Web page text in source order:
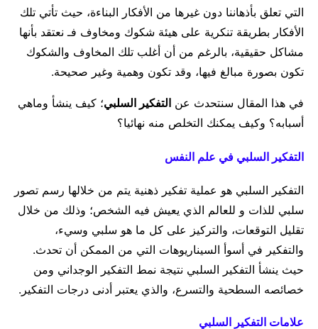
التي تعلق بأذهاننا دون غيرها من الأفكار البناءة، حيث تأتي تلك
الأفكار بطريقة تنكرية على هيئة شكوك ومخاوف فـ نعتقد بأنها
مشاكل حقيقية، بالرغم من أن أغلب تلك المخاوف والشكوك
تكون بصورة مبالغ فيها، وقد تكون وهمية وغير صحيحة.
في هذا المقال سنتحدث عن التفكير السلبي؛ كيف ينشأ وماهي
أسبابه؟ وكيف يمكنك التخلص منه نهائيا؟
التفكير السلبي في علم النفس
التفكير السلبي هو عملية تفكير ذهنية يتم من خلالها رسم تصور
سلبي للذات و للعالم الذي يعيش فيه الشخص؛ وذلك من خلال
تقليل التوقعات، والتركيز على كل ما هو سلبي وسيء،
والتفكير في أسوأ السيناريوهات التي من الممكن أن تحدث.
حيث ينشأ التفكير السلبي نتيجة نمط التفكير الوجداني ومن
خصائصه السطحية والتسرع، والذي يعتبر أدنى درجات التفكير.
علامات التفكير السلبي